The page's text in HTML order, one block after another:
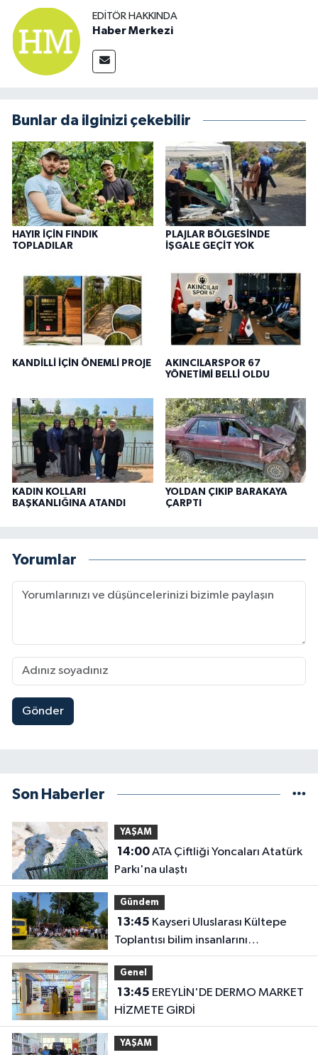
EDITÖR HAKKINDA
Haber Merkezi
Bunlar da ilginizi çekebilir
HAYIR İÇİN FINDIK
TOPLADILAR
PLAJLAR BÖLGESİNDE
İŞGALE GEÇİT YOK
KANDİLLİ İÇİN ÖNEMLİ PROJE
AKINCILARSPOR 67
YÖNETİMİ BELLİ OLDU
KADIN KOLLARI
BAŞKANLIĞINA ATANDI
YOLDAN ÇIKIP BARAKAYA
ÇARPTI
Yorumlar
Gönder
Son Haberler
YAŞAM
14:00ATA Çiftliği Yoncaları Atatürk
Parkı'na ulaştı
Gündem
13:45
Toplantısı bilim insanlarını
buluşturdu
Genel
13:45
HİZMETE GİRDİ
YAŞAM